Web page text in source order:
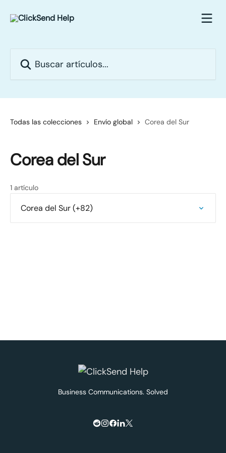
Todas las colecciones Envío global Corea del Sur
Corea del Sur
1 artículo
Corea del Sur (+82)
Business Communications. Solved